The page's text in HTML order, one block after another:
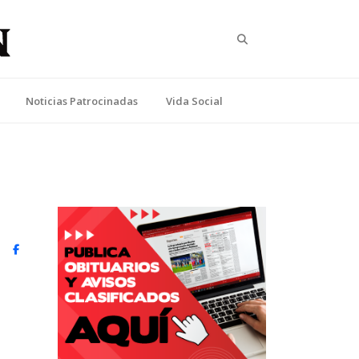
Noticias Patrocinadas Vida Social
Facebook